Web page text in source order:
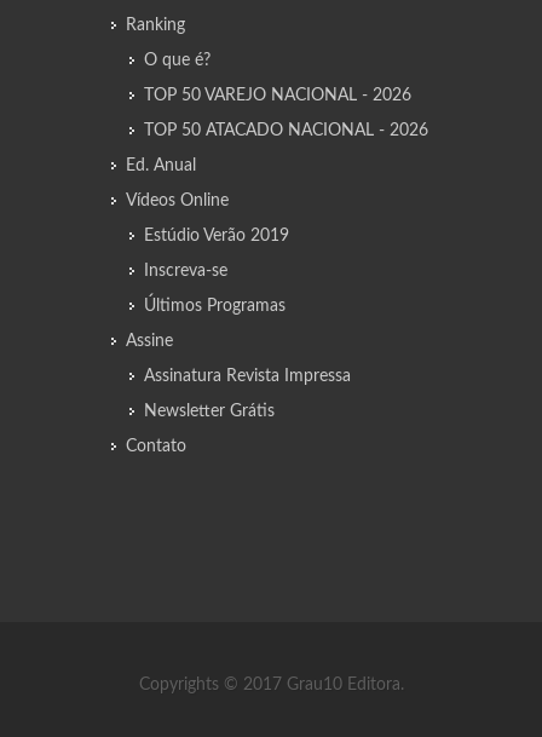
Ranking
O que é?
TOP 50 VAREJO NACIONAL - 2026
TOP 50 ATACADO NACIONAL - 2026
Ed. Anual
Vídeos Online
Estúdio Verão 2019
Inscreva-se
Últimos Programas
Assine
Assinatura Revista Impressa
Newsletter Grátis
Contato
Copyrights © 2017 Grau10 Editora.